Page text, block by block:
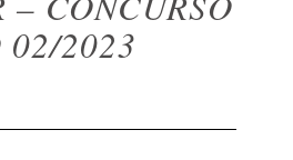
02/2023